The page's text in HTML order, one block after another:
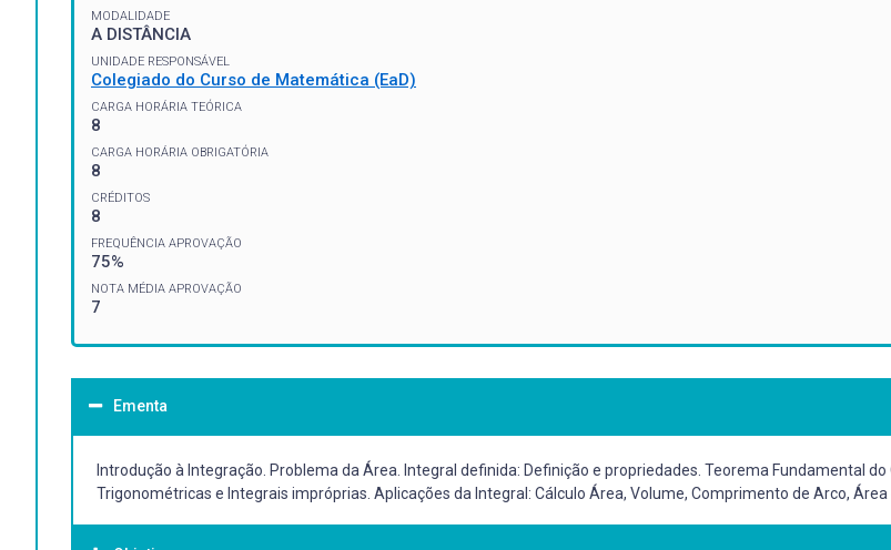
MODALIDADE
A DISTÂNCIA
UNIDADE RESPONSÁVEL
Colegiado do Curso de Matemática (EaD)
CARGA HORÁRIA TEÓRICA
8
CARGA HORÁRIA OBRIGATÓRIA
8
CRÉDITOS
8
FREQUÊNCIA APROVAÇÃO
75%
NOTA MÉDIA APROVAÇÃO
7
Ementa
Introdução à Integração. Problema da Área. Integral definida: Definição e propriedades. Teorema Fundamental
Trigonométricas e Integrais impróprias. Aplicações da Integral: Cálculo Área, Volume, Comprimento de Arco,